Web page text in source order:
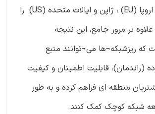
مثال در اتحادیه اروپا (EU) ، ژاپن و ایالات متحده (US) را
بر مرور جامع، این نتیجه
که ریزشبکه¬ها می¬توانند منبع
(راندمان)، قابلیت اطمینان و کیفیت
منطقه ای فراهم کرده و به طور
شبکه کوچک کمک کنند.